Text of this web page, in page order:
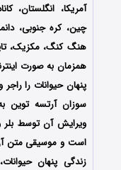
آمریکا، انگلستان،
چین، کره جنوبی،
هنگ کنگ، مکزیک،
همزمان به صورت
پنهان حیوانات را
سوزان آرتسه توین
ویرایش آن توسط بلر
است و موسیقی متن آن
زندگی پنهان